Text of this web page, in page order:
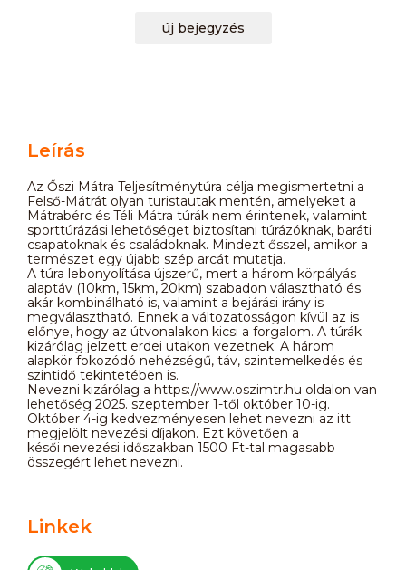
új bejegyzés
Leírás
Az Őszi Mátra Teljesítménytúra célja megismertetni a
Felső-Mátrát olyan turistautak mentén, amelyeket a
Mátrabérc és Téli Mátra túrák nem érintenek, valamint
sporttúrázási lehetőséget biztosítani túrázóknak, baráti
csapatoknak és családoknak. Mindezt ősszel, amikor a
természet egy újabb szép arcát mutatja.
A túra lebonyolítása újszerű, mert a három körpályás
alaptáv (10km, 15km, 20km) szabadon választható és
akár kombinálható is, valamint a bejárási irány is
megválasztható. Ennek a változatosságon kívül az is
előnye, hogy az útvonalakon kicsi a forgalom. A túrák
kizárólag jelzett erdei utakon vezetnek. A három
alapkör fokozódó nehézségű, táv, szintemelkedés és
szintidő tekintetében is.
Nevezni kizárólag a https://www.oszimtr.hu oldalon van
lehetőség 2025. szeptember 1-től október 10-ig.
Október 4-ig kedvezményesen lehet nevezni az itt
megjelölt nevezési díjakon. Ezt követően a
késői nevezési időszakban 1500 Ft-tal magasabb
összegért lehet nevezni.
Linkek